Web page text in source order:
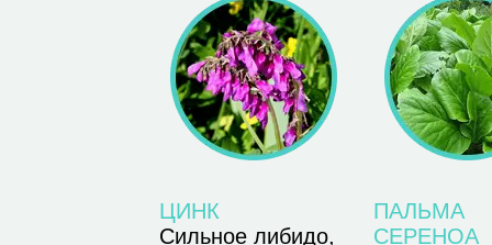
ЦИНК
Сильное либидо,
ПАЛЬМА
СЕРЕНОА